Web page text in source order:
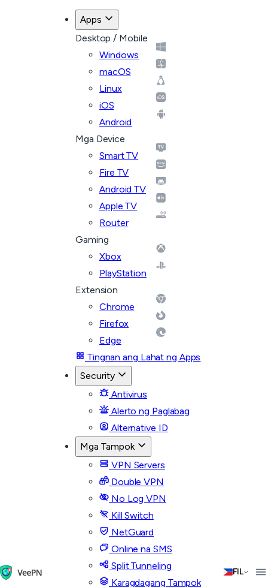
Apps
Desktop / Mobile
Windows
macOS
Linux
iOS
Android
Mga Device
Smart TV
Fire TV
Android TV
Apple TV
Router
Gaming
Xbox
PlayStation
Extension
Chrome
Firefox
Edge
Tingnan ang Lahat ng Apps
Security
Antivirus
Alerto ng Paglabag
Alternative ID
Mga Tampok
VPN Servers
Double VPN
No Log VPN
Kill Switch
NetGuard
Online na SMS
Split Tunneling
Karagdagang Tampok
FIL